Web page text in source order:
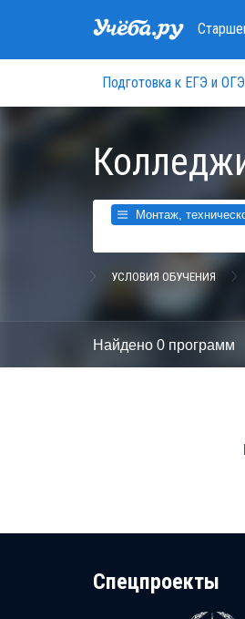
Подготовка к ЕГЭ и ОГЭ
Монтаж,
УСЛОВИЯ ОБУЧЕНИЯ
Найдено 0 программ
Cпецпроекты